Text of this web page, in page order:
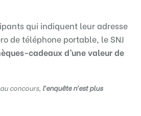
qui indiquent leur adresse
de téléphone portable, le SNJ
cadeaux d’une valeur de
concours, l’enquête n’est plus